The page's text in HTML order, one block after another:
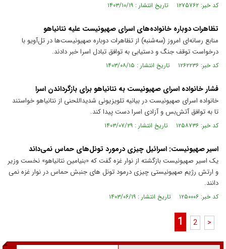
کد خبر: ۱۲۷۵۷۶۲ تاریخ انتشار : ۱۴۰۳/۱۰/۱۹
تظاهرات دوباره خانواده‌های اسرای صهیونیست علیه نتانیاهو
منابع رسانه‌ای امروز (سه‌شنبه) از تظاهرات دوباره صهیونیست‌ها در تل‌آویو با
درخواست توقف جنگ و دستیابی به توافق تبادل اسرا خبر دادند.
کد خبر: ۱۲۶۲۲۳۶ تاریخ انتشار : ۱۴۰۳/۰۸/۱۵
فشار خانواده اسرای صهیونیست به نتانیاهو برای بازگرداندن اسرا
خانواده اسرای صهیونیست در بیانیه تلویزیونی شدیداللحنی از نتانیاهو خواستند
تا به توافق آتش‌بس و آزادی اسرا دست پیدا کند.
کد خبر: ۱۲۵۸۷۳۶ تاریخ انتشار : ۱۴۰۳/۰۷/۲۹
اسیر صهیونیست: اسرائیل چیزی درمورد تونل‌های حماس نمی‌داند
یک اسیر صهیونیست بازگشته از نوار غزه گفت که «بنیامین نتانیاهو» نخست وزیر
و ارتش رژیم صهیونیستی چیزی درمود تونل های جنبش حماس در نوار غزه نمی
دانند.
کد خبر: ۱۲۵۰۰۰۶ تاریخ انتشار : ۱۴۰۳/۰۶/۱۹
1 2 >